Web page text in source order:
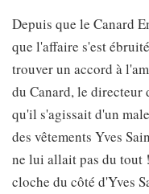
Depuis que le Canard
que l'affaire s'est
trouver un accord à
du Canard, le directeur
qu'il s'agissait d'un
des vêtements Yves
ne lui allait pas du tout
cloche du côté d'Yves